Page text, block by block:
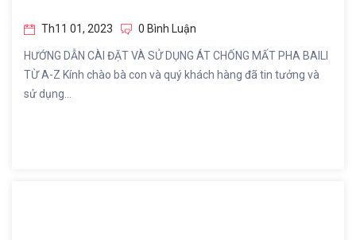
Th11 01, 2023 0 Bình Luận
HƯỚNG DẪN CÀI ĐẶT VÀ SỬ DỤNG ÁT CHỐNG MẤT PHA BAILI
TỪ A-Z Kính chào bà con và quý khách hàng đã tin tưởng và
sử dụng...